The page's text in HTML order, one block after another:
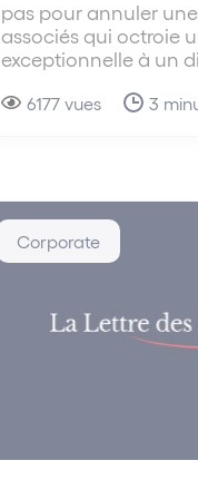
pas pour annuler
associés qui octroie
exceptionnelle à un
6177 vues 3
Corporate